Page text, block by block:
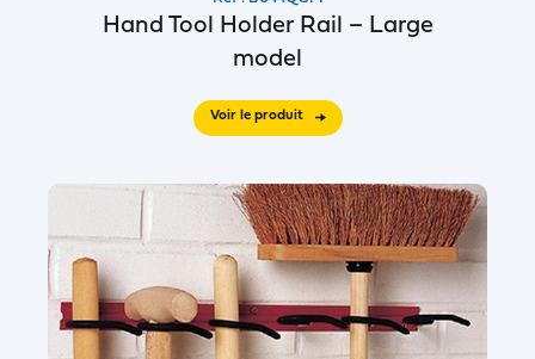
Hand Tool Holder Rail – Large
model
Voir le produit